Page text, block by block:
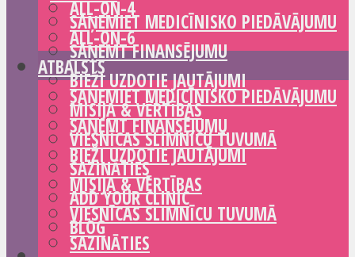
SAŅEMIET MEDICĪNISKO PIEDĀVĀJUMU
SAŅEMT FINANSĒJUMU
BIEŽI UZDOTIE JAUTĀJUMI
MISIJA & VĒRTĪBAS
VIESNĪCAS SLIMNĪCU TUVUMĀ
SAZINĀTIES
ADD YOUR CLINIC
BLOG
ALL-ON-4
ALL-ON-6
ATBALSTS
SAŅEMIET MEDICĪNISKO PIEDĀVĀJUMU
SAŅEMT FINANSĒJUMU
BIEŽI UZDOTIE JAUTĀJUMI
MISIJA & VĒRTĪBAS
VIESNĪCAS SLIMNĪCU TUVUMĀ
SAZINĀTIES